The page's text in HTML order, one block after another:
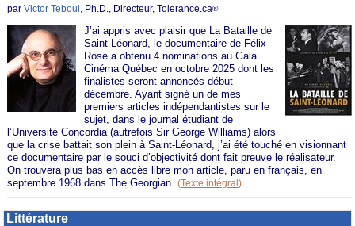
parVictor Teboul, Ph.D., Directeur, Tolerance.ca®
J’ai appris avec plaisir que La Bataille de
Saint-Léonard, le documentaire de Félix
Rose a obtenu 4 nominations au Gala
Cinéma Québec en octobre 2025 dont les
finalistes seront annoncés début
décembre. Ayant signé un de mes
premiers articles indépendantistes sur le
sujet, dans le journal étudiant de
l’Université Concordia (autrefois Sir George Williams) alors
que la crise battait son plein à Saint-Léonard, j’ai été touché en visionnant
ce documentaire par le souci d’objectivité dont fait preuve le réalisateur.
On trouvera plus bas en accès libre mon article, paru en français, en
septembre 1968 dans The Georgian.(Texte intégral)
Littérature